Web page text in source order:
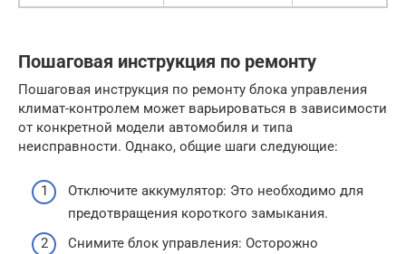
Пошаговая инструкция по ремонту
Пошаговая инструкция по ремонту блока управления
климат-контролем может варьироваться в зависимости
от конкретной модели автомобиля и типа
неисправности. Однако, общие шаги следующие:
Отключите аккумулятор: Это необходимо для
предотвращения короткого замыкания.
Снимите блок управления: Осторожно